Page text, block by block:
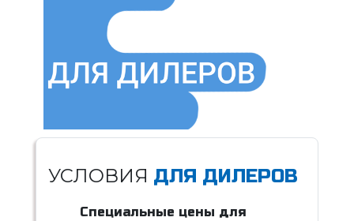
УСЛОВИЯ ДЛЯ ДИЛЕРОВ
Специальные цены для